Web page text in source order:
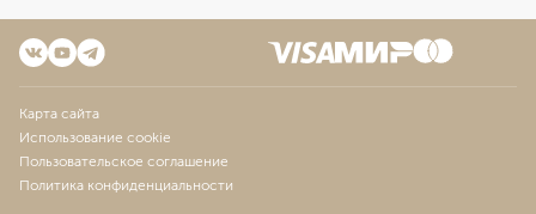
Карта сайта
Использование cookie
Пользовательское соглашение
Политика конфиденциальности